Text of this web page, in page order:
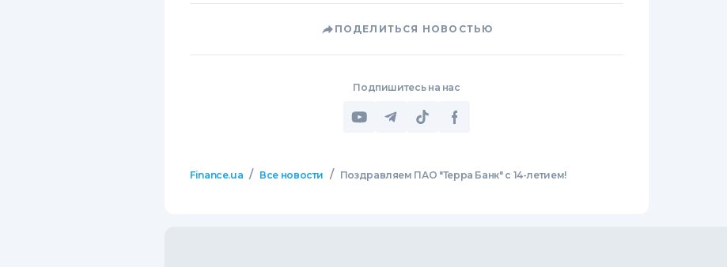
ПОДЕЛИТЬСЯ НОВОСТЬЮ
Подпишитесь на нас
Finance.ua / Все новости / Поздравляем ПАО "Терра Банк" с 14-летием!